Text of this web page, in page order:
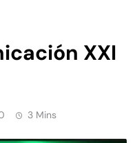
XXI
3 Mins